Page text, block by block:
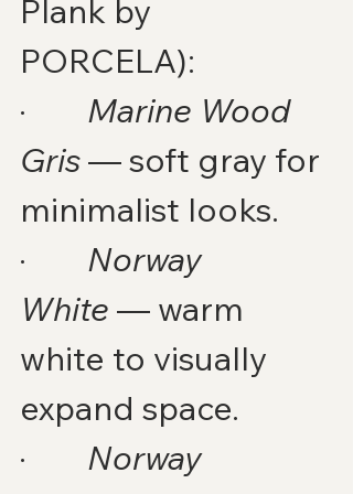
Plank by
PORCELA):
· Marine Wood
Gris — soft gray for
minimalist looks.
· Norway
White — warm
white to visually
expand space.
· Norway